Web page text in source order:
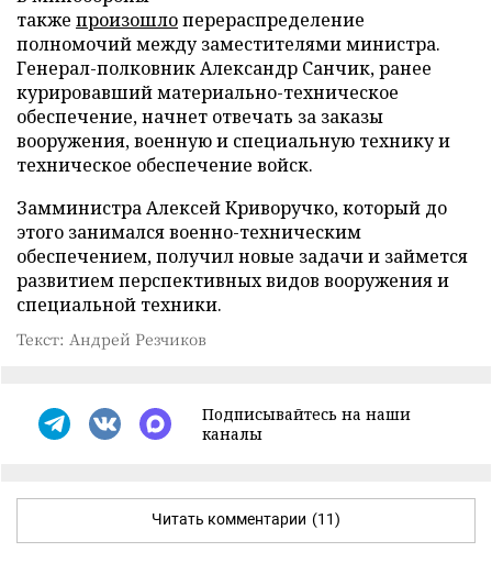
также произошлоперераспределение
полномочий между заместителями министра.
Генерал-полковник Александр Санчик, ранее
курировавший материально-техническое
обеспечение, начнет отвечать за заказы
вооружения, военную и специальную технику и
техническое обеспечение войск.
Замминистра Алексей Криворучко, который до
этого занимался военно-техническим
обеспечением, получил новые задачи и займется
развитием перспективных видов вооружения и
специальной техники.
Текст: Андрей Резчиков
Подписывайтесь на наши
каналы
Читать комментарии (11)